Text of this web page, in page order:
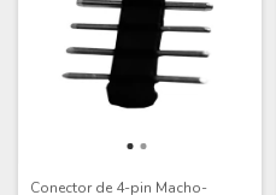
Conector de 4-pin Macho-